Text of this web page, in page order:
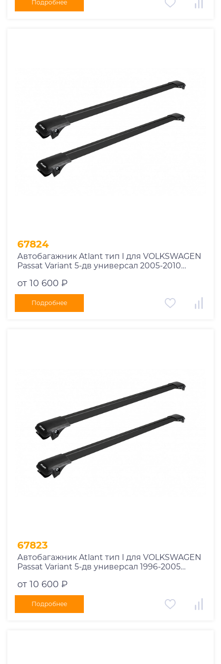
Подробнее
67824
Автобагажник Atlant тип I для VOLKSWAGEN
Passat Variant 5-дв универсал 2005-2010
10002+11114+11118
от 10 600 ₽
Подробнее
67823
Автобагажник Atlant тип I для VOLKSWAGEN
Passat Variant 5-дв универсал 1996-2005
10002+11118+11118
от 10 600 ₽
Подробнее